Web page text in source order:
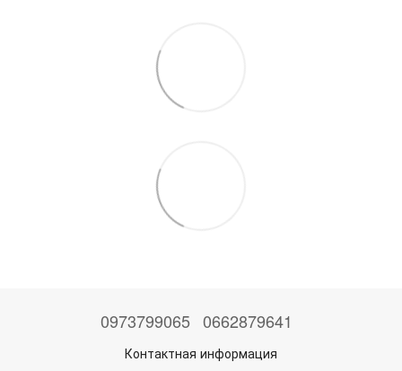
0973799065 0662879641
Контактная информация